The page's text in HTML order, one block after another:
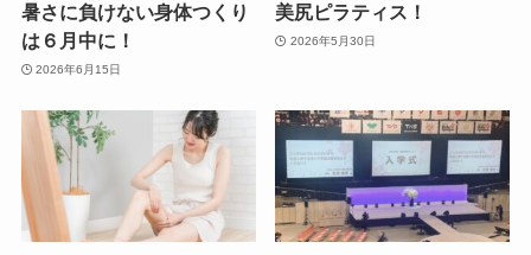
暑さに負けない身体つくり
は６月中に！
2026年6月15日
美尻ピラティス！
2026年5月30日